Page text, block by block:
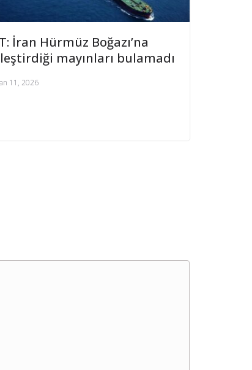
İran Hürmüz Boğazı’na
mayınları bulamadı
11, 2026